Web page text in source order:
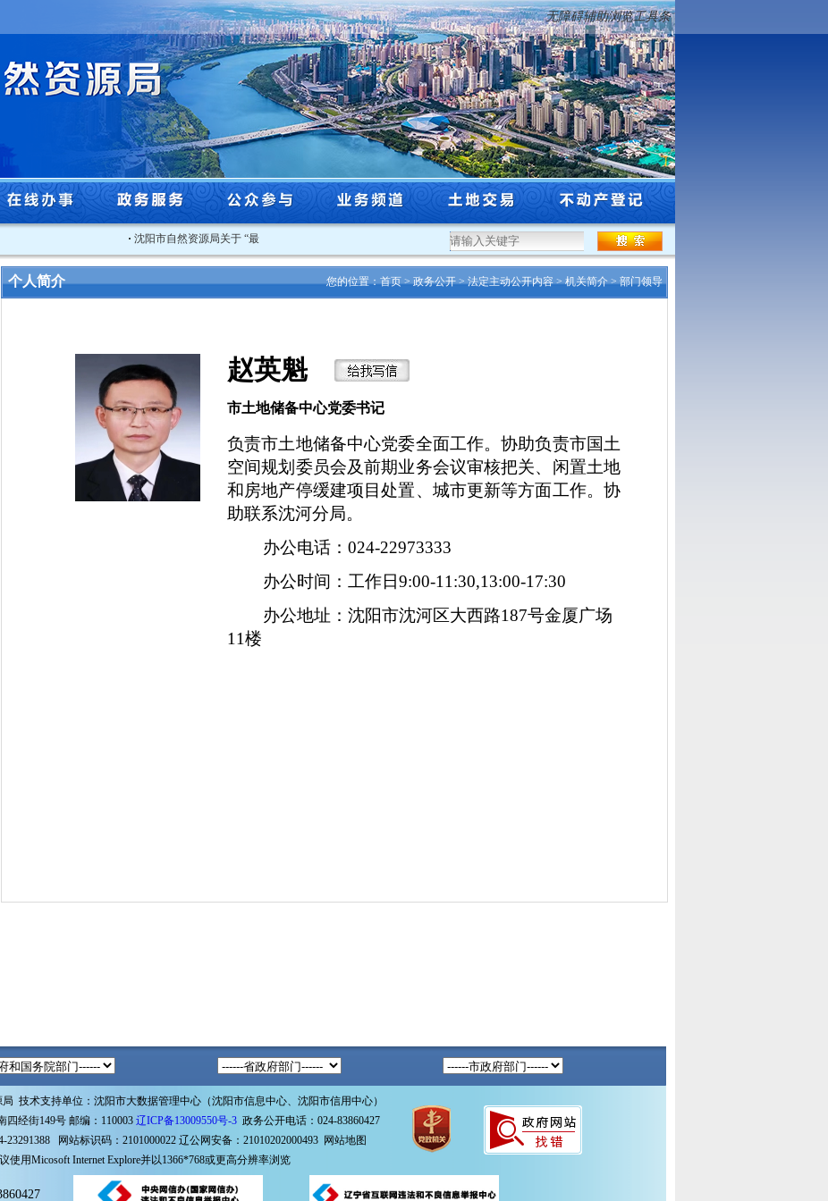
无障碍辅助浏览工具条
沈阳市自然资源局关于 “最美自然守护者”推荐人选的公示 辽宁省浑河（含大辽河）防洪治理工程规划选址（沈阳段）公告
个人简介 您的位置：首页>政务公开>法定主动公开内容>机关简介>部门领导
赵英魁
市土地储备中心党委书记
负责市土地储备中心党委全面工作。协助负责市国土
空间规划委员会及前期业务会议审核把关、闲置土地
和房地产停缓建项目处置、城市更新等方面工作。协
助联系沈河分局。
办公电话：024-22973333
办公时间：工作日9:00-11:30,13:00-17:30
办公地址：沈阳市沈河区大西路187号金厦广场
11楼
技术支持单位：沈阳市大数据管理中心（沈阳市信息中心、沈阳市信用中心）
四经街149号 邮编：110003 辽ICP备13009550号-3 政务公开电话：024-83860427
23291388 网站标识码：2101000022 辽公网安备：21010202000493 网站地图
使用Micosoft Internet Explore并以1366*768或更高分辨率浏览